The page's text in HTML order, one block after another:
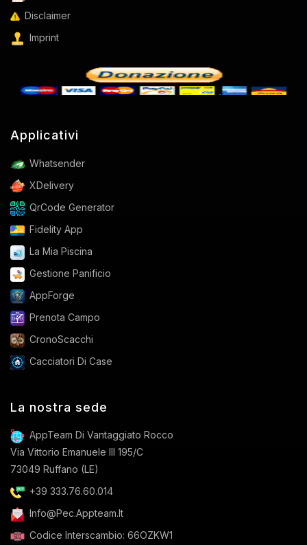
Disclaimer
Imprint
Applicativi
Whatsender
XDelivery
QrCode Generator
Fidelity App
La Mia Piscina
Gestione Panificio
AppForge
Prenota Campo
CronoScacchi
Cacciatori Di Case
La nostra sede
AppTeam Di Vantaggiato Rocco
Via Vittorio Emanuele III 195/C
73049 Ruffano (LE)
+39 333.76.60.014
Info@pec.appteam.it
Codice Interscambio: 66OZKW1